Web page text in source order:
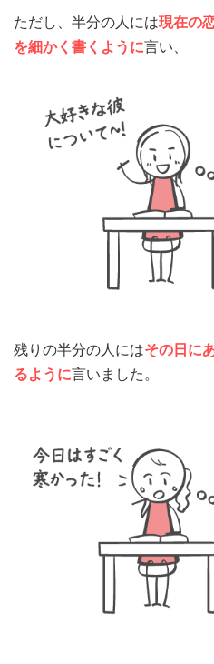
ただし、半分の人には現在の
を細かく書くように言い、
残りの半分の人にはその日に
るように言いました。